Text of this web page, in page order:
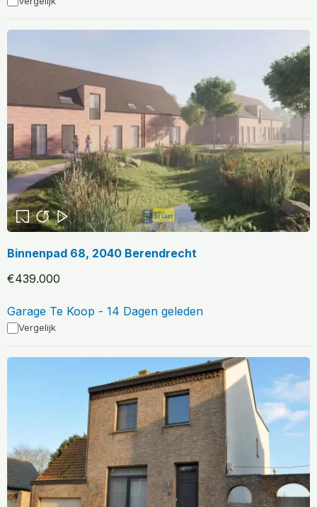
Binnenpad 68, 2040 Berendrecht
€439.000
Garage Te Koop - 14 Dagen geleden
Vergelijk